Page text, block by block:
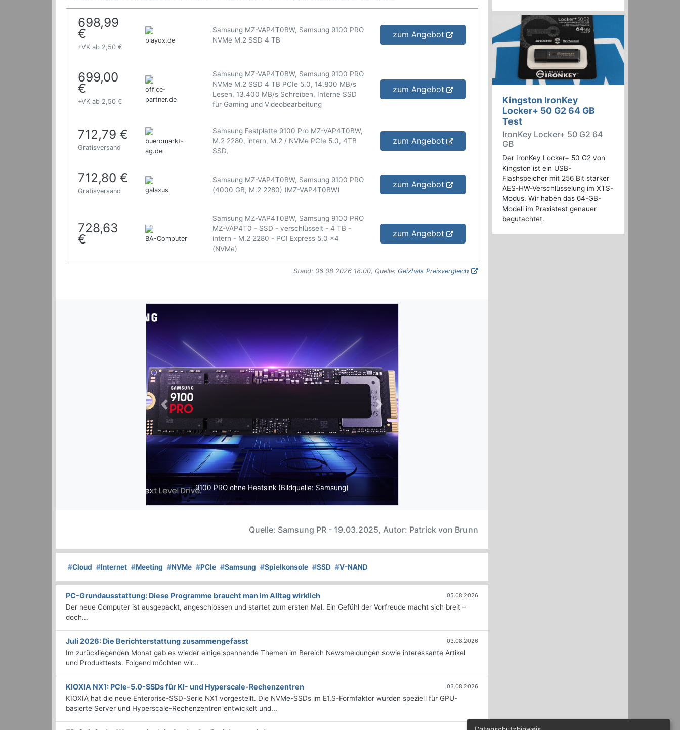
698,99
€
+VK ab 2,50 €
playox.de
Samsung MZ-VAP4T0BW, Samsung 9100 PRO
NVMe M.2 SSD 4 TB
zum Angebot
699,00
€
+VK ab 2,50 €
office-
partner.de
Samsung MZ-VAP4T0BW, Samsung 9100 PRO
NVMe M.2 SSD 4 TB PCIe 5.0, 14.800 MB/s
Lesen, 13.400 MB/s Schreiben, Interne SSD
für Gaming und Videobearbeitung
zum Angebot
712,79 €
Gratisversand
bueromarkt-
ag.de
Samsung Festplatte 9100 Pro MZ-VAP4T0BW,
M.2 2280, intern, M.2 / NVMe PCIe 5.0, 4TB
SSD,
zum Angebot
712,80 €
Gratisversand galaxus
Samsung MZ-VAP4T0BW, Samsung 9100 PRO
(4000 GB, M.2 2280) (MZ-VAP4T0BW)
zum Angebot
728,63
€ BA-Computer
Samsung MZ-VAP4T0BW, Samsung 9100 PRO
MZ-VAP4T0 - SSD - verschlüsselt - 4 TB -
intern - M.2 2280 - PCI Express 5.0 x4
(NVMe)
zum Angebot
Stand: 06.08.2026 18:00, Quelle: Geizhals Preisvergleich
9100 PRO ohne Heatsink (Bildquelle: Samsung) 9100 PRO mit Heatsink (Bildquelle: Samsung)
Previous Next
Quelle: Samsung PR - 19.03.2025, Autor: Patrick von Brunn
#Cloud #Internet #Meeting #NVMe #PCIe #Samsung #Spielkonsole #SSD #V-NAND
PC-Grundausstattung: Diese Programme braucht man im Alltag wirklich 05.08.2026
Der neue Computer ist ausgepackt, angeschlossen und startet zum ersten Mal. Ein Gefühl der Vorfreude macht sich breit –
doch...
Juli 2026: Die Bericht­erstattung zusammengefasst 03.08.2026
Im zurückliegenden Monat gab es wieder einige spannende Themen im Bereich Newsmeldungen sowie interessante Artikel
und Produkttests. Folgend möchten wir...
KIOXIA NX1: PCIe-5.0-SSDs für KI- und Hyperscale-Rechenzentren 03.08.2026
KIOXIA hat die neue Enterprise-SSD-Serie NX1 vorgestellt. Die NVMe-SSDs im E1.S-Formfaktor wurden speziell für GPU-
basierte Server und Hyperscale-Rechenzentren entwickelt und...
Kingston IronKey
Locker+ 50 G2 64 GB
Test
IronKey Locker+ 50 G2 64
GB
Der IronKey Locker+ 50 G2 von
Kingston ist ein USB-
Flashspeicher mit 256 Bit starker
AES-HW-Verschlüsselung im XTS-
Modus. Wir haben das 64-GB-
Modell im Praxistest genauer
begutachtet.